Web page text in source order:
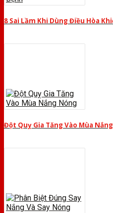
8 Sai Lầm Khi Dùng Điều Hòa
Đột Quỵ Gia Tăng Vào Mùa